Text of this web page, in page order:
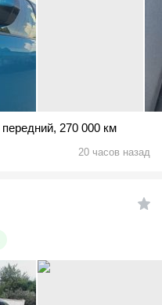
передний, 270 000 км
20 часов назад